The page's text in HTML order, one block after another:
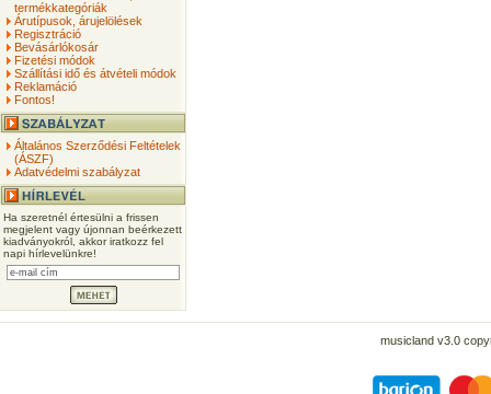
termékkategóriák
Árutípusok, árujelölések
Regisztráció
Bevásárlókosár
Fizetési módok
Szállítási idő és átvételi módok
Reklamáció
Fontos!
Általános Szerződési Feltételek
(ÁSZF)
Adatvédelmi szabályzat
Ha szeretnél értesülni a frissen
megjelent vagy újonnan beérkezett
kiadványokról, akkor iratkozz fel
napi hírlevelünkre!
musicland v3.0